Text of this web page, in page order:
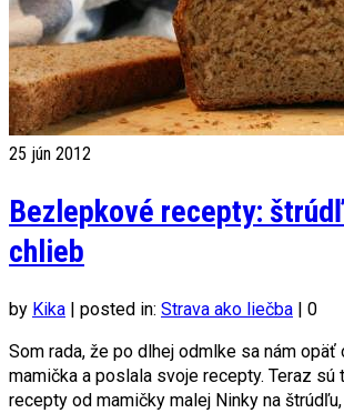
25 jún 2012
Bezlepkové recepty:
chlieb
by Kika posted in: Strava ako liečba
0
Som rada, že po dlhej odmlke sa nám opäť
mamička a poslala svoje recepty. Teraz
recepty od mamičky malej Ninky na